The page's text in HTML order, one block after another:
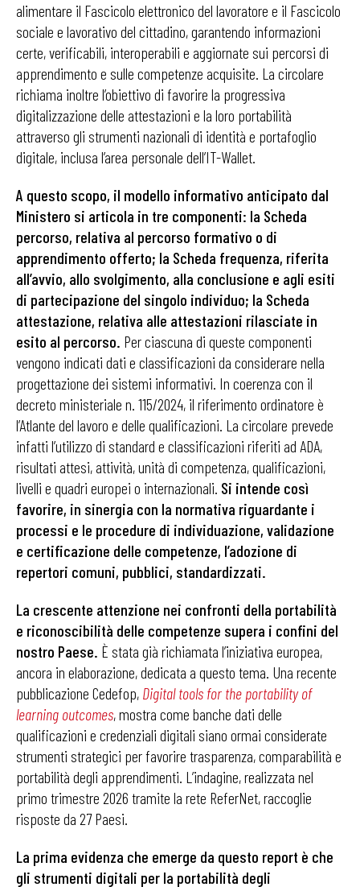
alimentare il Fascicolo elettronico del lavoratore e il Fascicolo
sociale e lavorativo del cittadino, garantendo informazioni
certe, verificabili, interoperabili e aggiornate sui percorsi di
apprendimento e sulle competenze acquisite. La circolare
richiama inoltre l’obiettivo di favorire la progressiva
digitalizzazione delle attestazioni e la loro portabilità
attraverso gli strumenti nazionali di identità e portafoglio
digitale, inclusa l’area personale dell’IT-Wallet.
A questo scopo, il modello informativo anticipato dal
Ministero si articola in tre componenti: la Scheda
percorso, relativa al percorso formativo o di
apprendimento offerto; la Scheda frequenza, riferita
all’avvio, allo svolgimento, alla conclusione e agli esiti
di partecipazione del singolo individuo; la Scheda
attestazione, relativa alle attestazioni rilasciate in
esito al percorso. Per ciascuna di queste componenti
vengono indicati dati e classificazioni da considerare nella
progettazione dei sistemi informativi. In coerenza con il
decreto ministeriale n. 115/2024, il riferimento ordinatore è
l’Atlante del lavoro e delle qualificazioni. La circolare prevede
infatti l’utilizzo di standard e classificazioni riferiti ad ADA,
risultati attesi, attività, unità di competenza, qualificazioni,
livelli e quadri europei o internazionali. Si intende così
favorire, in sinergia con la normativa riguardante i
processi e le procedure di individuazione, validazione
e certificazione delle competenze, l’adozione di
repertori comuni, pubblici, standardizzati.
La crescente attenzione nei confronti della portabilità
e riconoscibilità delle competenze supera i confini del
nostro Paese. È stata già richiamata l’iniziativa europea,
ancora in elaborazione, dedicata a questo tema. Una recente
pubblicazione Cedefop, Digital tools for the portability of
learning outcomes, mostra come banche dati delle
qualificazioni e credenziali digitali siano ormai considerate
strumenti strategici per favorire trasparenza, comparabilità e
portabilità degli apprendimenti. L’indagine, realizzata nel
primo trimestre 2026 tramite la rete ReferNet, raccoglie
risposte da 27 Paesi.
La prima evidenza che emerge da questo report è che
gli strumenti digitali per la portabilità degli